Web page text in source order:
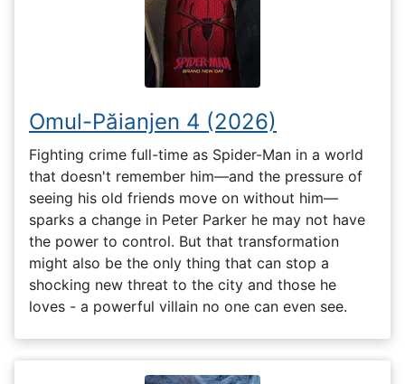
Omul-Păianjen 4 (2026)
Fighting crime full-time as Spider-Man in a world
that doesn't remember him—and the pressure of
seeing his old friends move on without him—
sparks a change in Peter Parker he may not have
the power to control. But that transformation
might also be the only thing that can stop a
shocking new threat to the city and those he
loves - a powerful villain no one can even see.